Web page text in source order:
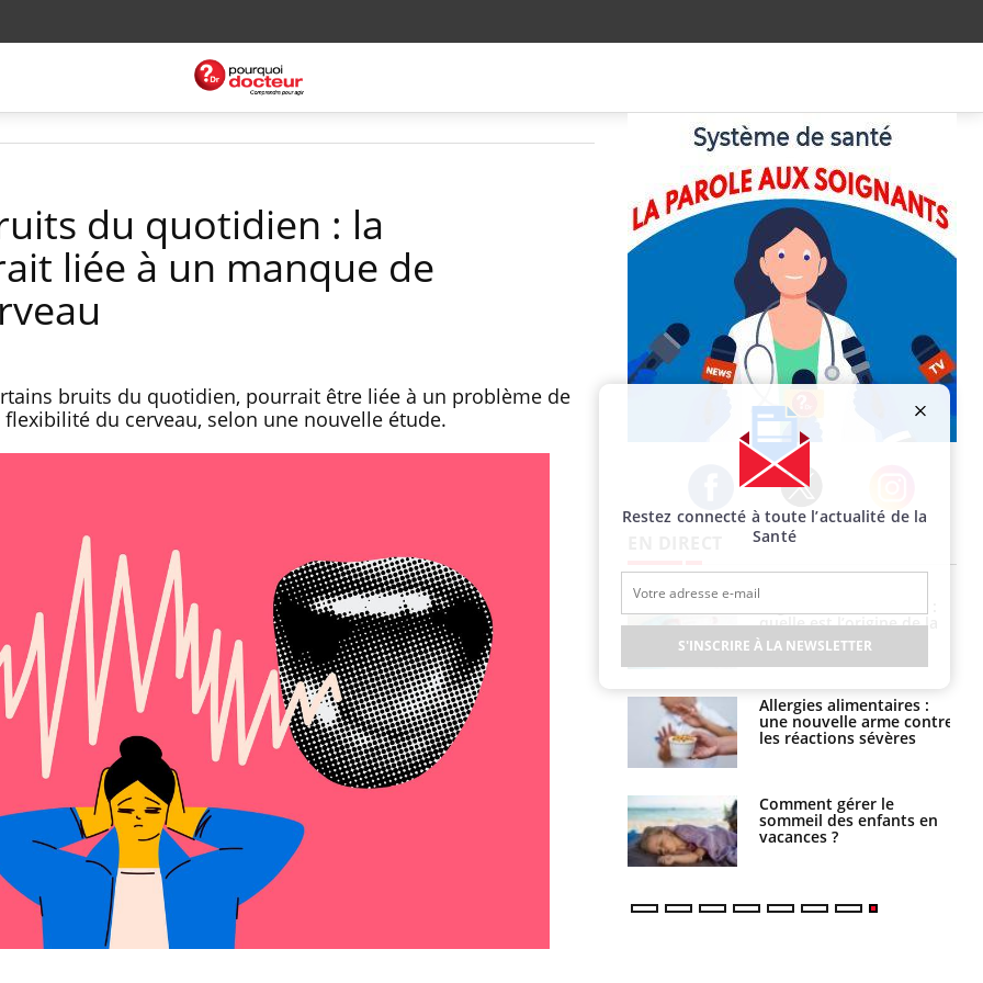
du quotidien : la
liée à un manque de
bruits du quotidien, pourrait être liée à un problème de
du cerveau, selon une nouvelle étude.
Facebook Twitter Instagram
Le Viagra pourrait-il
freiner la propagation du
cancer ?
Pourquoi manger moins
de protéines pourrait
finalement être bénéfique
Grossesse et chaleur : ce
que dit la science
Le smartphone nuit-il à
l'apprentissage de la
lecture ?
Mordue par une tique en
vacances, elle reste dans
le coma pendant 42 jours
quelle est l’origine de la
contamination ?
Allergies alimentaires :
une nouvelle arme contre
les réactions sévères
Comment gérer le
sommeil des enfants en
vacances ?
Restez connecté à toute l’actualité de la
Santé
S'INSCRIRE À LA NEWSLETTER